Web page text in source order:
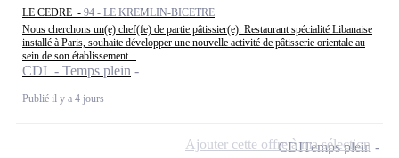
LE CEDRE - 94 - LE KREMLIN-BICETRE
Nous cherchons un(e) chef(fe) de partie pâtissier(e). Restaurant spécialité Libanaise
installé à Paris, souhaite développer une nouvelle activité de pâtisserie orientale au
sein de son établissement...
CDI - Temps plein
Publié il y a 4 jours
CDITemps plein
Ajouter cette offre à ma sélection